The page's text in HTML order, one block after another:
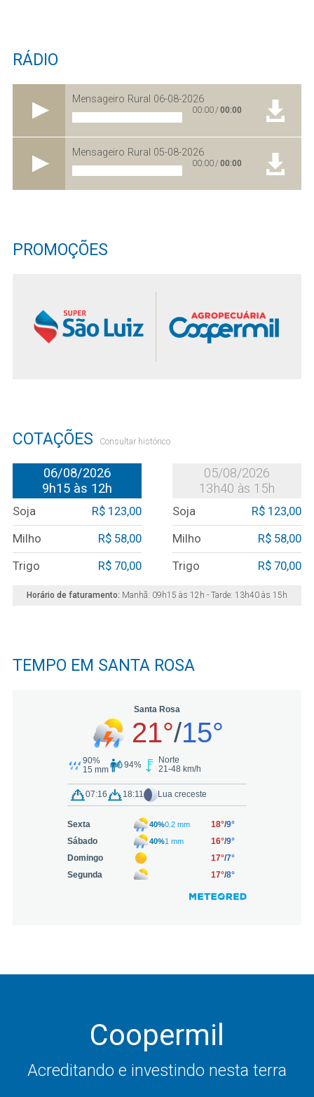
RÁDIO
Mensageiro Rural 06-08-2026
00:00 /00:00
Mensageiro Rural 05-08-2026
00:00 /00:00
PROMOÇÕES
COTAÇÕES Consultar histórico
06/08/2026
9h15 às 12h
soja R$ 123,00
milho R$ 58,00
trigo R$ 70,00
05/08/2026
13h40 às 15h
soja R$ 123,00
milho R$ 58,00
trigo R$ 70,00
Horário de faturamento: Manhã: 09h15 às 12h - Tarde: 13h40 às 15h
TEMPO EM SANTA ROSA
Coopermil
Acreditando e investindo nesta terra